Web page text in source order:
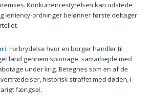
Konkurrencestyrelsen kan udstede
leniency-ordninger belønner første deltager
: Forbrydelse hvor en borger handler til
land gennem spionage, samarbejde med
under krig. Betegnes som en af de
historisk straffet med døden, i
fængsel.